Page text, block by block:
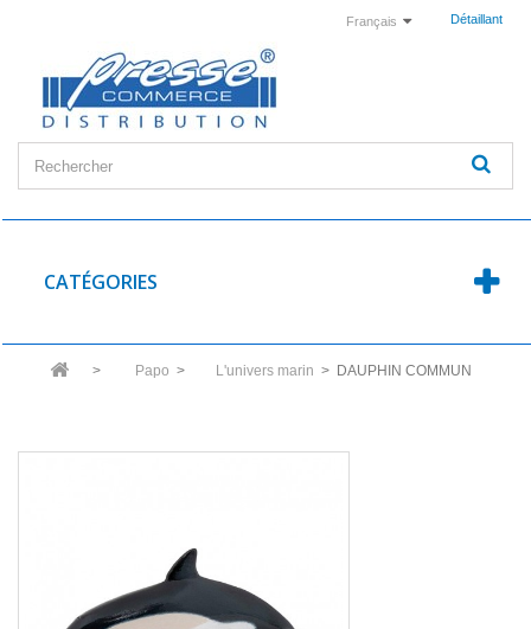
Détaillant
Français
CATÉGORIES
> Papo > L'univers marin > DAUPHIN COMMUN